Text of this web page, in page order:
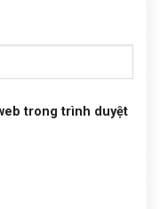
trong trình duyệt